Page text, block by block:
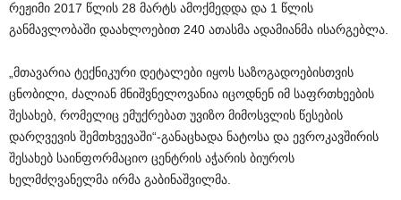
რეჟიმი 2017 წლის 28 მარტს ამოქმედდა და 1 წლის
განმავლობაში დაახლოებით 240 ათასმა ადამიანმა ისარგებლა.
„მთავარია ტექნიკური დეტალები იყოს საზოგადოებისთვის
ცნობილი, ძალიან მნიშვნელოვანია იცოდნენ იმ საფრთხეების
შესახებ, რომელიც ემუქრებათ უვიზო მიმოსვლის წესების
დარღვევის შემთხვევაში“-განაცხადა ნატოსა და ევროკავშირის
შესახებ საინფორმაციო ცენტრის აჭარის ბიუროს
ხელმძღვანელმა ირმა გაბინაშვილმა.